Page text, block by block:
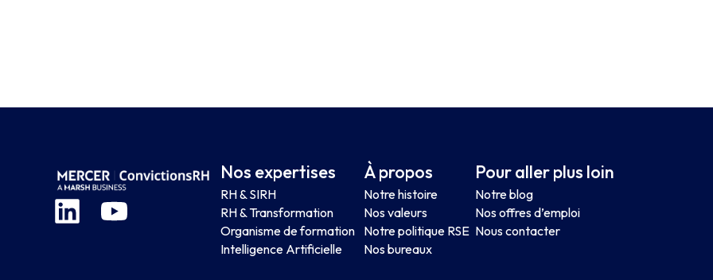
Nos expertises
RH & SIRH
RH & Transformation
Organisme de formation
Intelligence Artificielle
À propos
Notre histoire
Nos valeurs
Notre politique RSE
Nos bureaux
Pour aller plus loin
Notre blog
Nos offres d’emploi
Nous contacter